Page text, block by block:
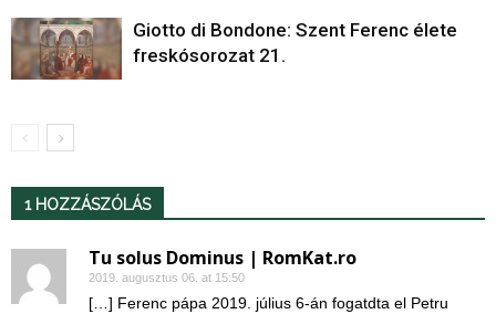
Giotto di Bondone: Szent Ferenc élete
freskósorozat 21.
1 HOZZÁSZÓLÁS
Tu solus Dominus | RomKat.ro
2019. augusztus 06. at 15:50
[…] Ferenc pápa 2019. július 6-án fogatdta el Petru